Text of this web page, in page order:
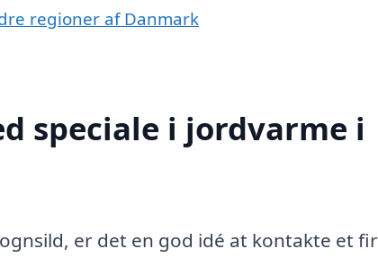
regioner af Danmark
speciale i jordvarme i
er det en god idé at kontakte et